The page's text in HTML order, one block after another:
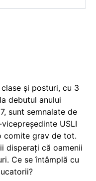
și posturi, cu 3
debutul anului
sunt semnalate de
USLI
comite grav de tot.
disperați că oamenii
Ce se întâmplă cu